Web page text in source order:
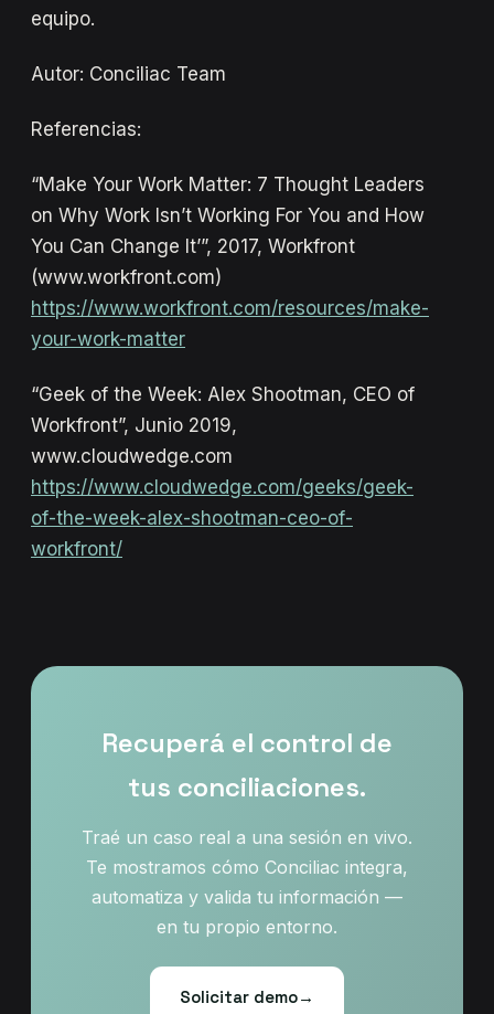
equipo.
Autor: Conciliac Team
Referencias:
“Make Your Work Matter: 7 Thought Leaders
on Why Work Isn’t Working For You and How
You Can Change It’”, 2017, Workfront
(www.workfront.com)
https://www.workfront.com/resources/make-
your-work-matter
“Geek of the Week: Alex Shootman, CEO of
Workfront”, Junio 2019,
www.cloudwedge.com
https://www.cloudwedge.com/geeks/geek-
of-the-week-alex-shootman-ceo-of-
workfront/
Recuperá el control de
tus conciliaciones.
Traé un caso real a una sesión en vivo.
Te mostramos cómo Conciliac integra,
automatiza y valida tu información —
en tu propio entorno.
Solicitar demo→